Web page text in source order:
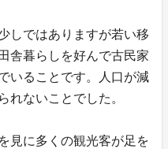
しではありますが若い移
舎暮らしを好んで古民家
いることです。人口が減
れないことでした。
見に多くの観光客が足を